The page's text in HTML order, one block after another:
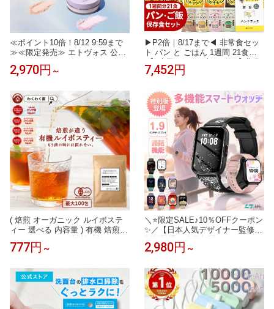
≪ポイント10倍！8/12 9:59まで
≫≪限定発売≫ エトヴォス 公式(
ETVOS ) セラミド フェイスパウ
ダー UV 日焼け止め パウダー 紫
版》 「 ミネラルUVパウダーAZ
」 SPF50 PA++++ 個数限定 【3
0日間返品保証】
2,970円 ～
▶P2倍｜8/17まで◀ 非常食セッ
ト パン と ごはん 1週間 21食【O
N】防災 ハンドブック付 【 非常
食 レストラン シリーズ 】 (パン
食 長期保存 5年保存 アルファ米
おにぎり 備蓄米 1人 分 7日 尾西
サタケ ひだまりパン
7,452円
( 焙煎 オーガニック ルイボステ
ィー 選べる 内容量 ) 有機 焙煎
ルイボスティー 送料無料 ルイボ
ス ティーバッグ ノンカフェイン
娠中 マタニティー
777円 ～
＼⭐限定SALE♪10％OFFクーポン
✨／【日本人気デザイナー監修特
別版登場！楽天年間ランキング1
位】レディーススマートウォッチ
24時間健康管理 1.9インチ大画面
IP68防水 歩数計 心拍数 着信通知
睡眠モード 音楽製御 iPhone/Andr
oid対応
2,980円 ～